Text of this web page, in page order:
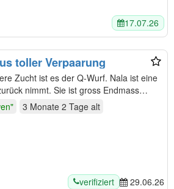
17.07.26
toller Verpaarung
Zucht ist es der Q-Wurf. Nala ist eine
nimmt. Sie ist gross Endmass
3 Monate 2 Tage alt
verifiziert 29.06.26